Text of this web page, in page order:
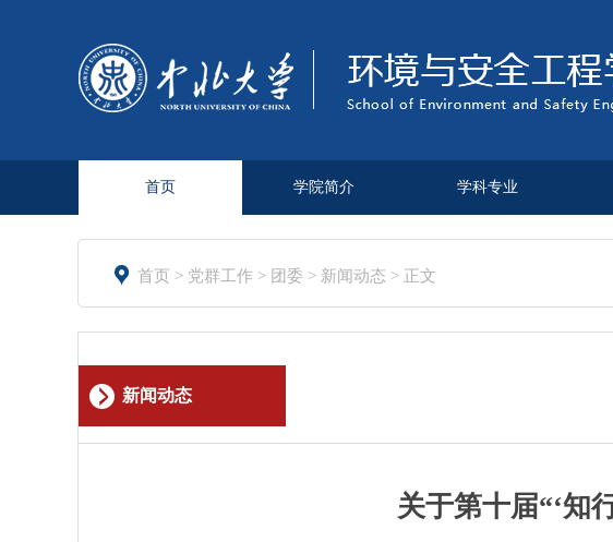
首页 学院简介 学科专业
 首页 > 党群工作 > 团委 > 新闻动态 > 正文
新闻动态
关于第十届“‘知